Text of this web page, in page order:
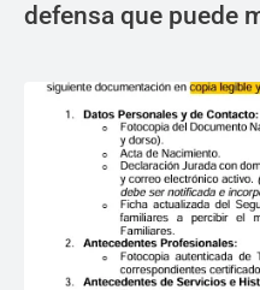
defensa que puede